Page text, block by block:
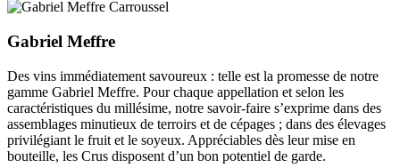
Gabriel Meffre
Des vins immédiatement savoureux : telle est la promesse de notre
gamme Gabriel Meffre. Pour chaque appellation et selon les
caractéristiques du millésime, notre savoir-faire s’exprime dans des
assemblages minutieux de terroirs et de cépages ; dans des élevages
privilégiant le fruit et le soyeux. Appréciables dès leur mise en
bouteille, les Crus disposent d’un bon potentiel de garde.